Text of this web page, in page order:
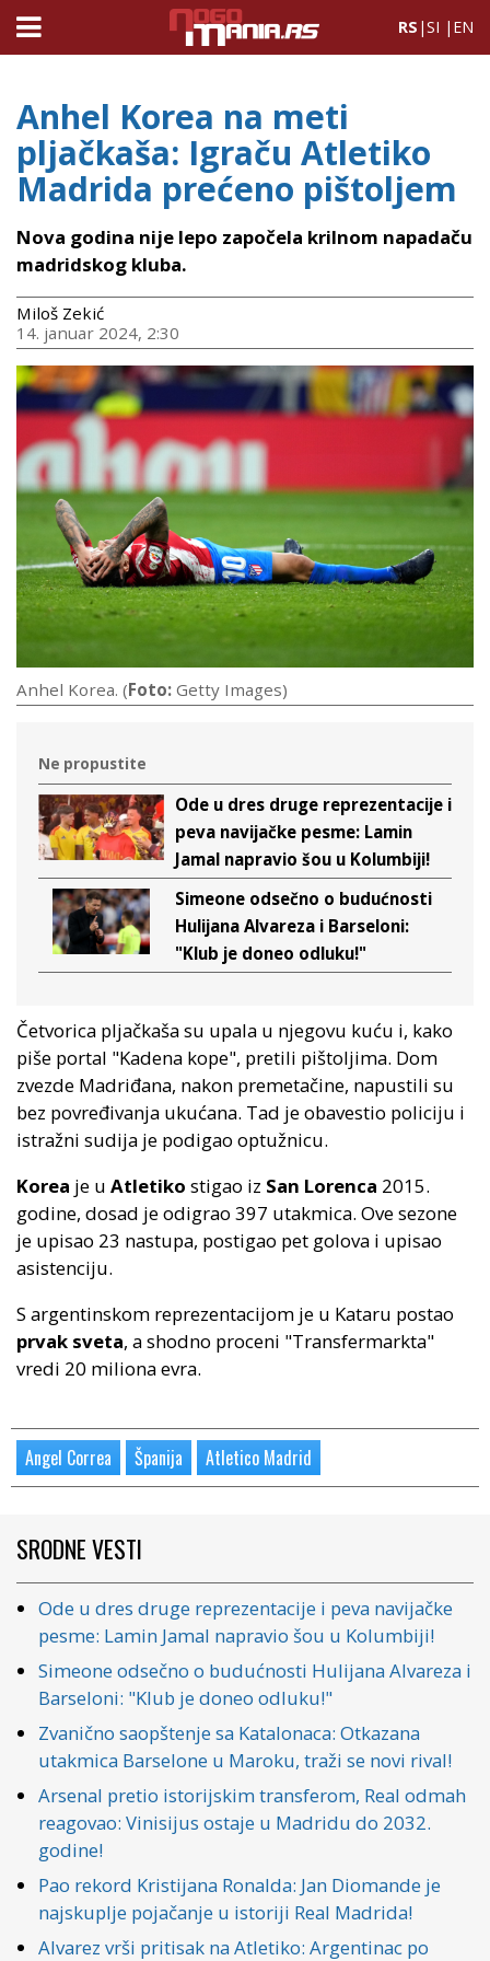
RS |SI | EN
Anhel Korea na meti
pljačkaša: Igraču Atletiko
Madrida prećeno pištoljem
Nova godina nije lepo započela krilnom napadaču
madridskog kluba.
Miloš Zekić
14. januar 2024, 2:30
Anhel Korea. (Foto: Getty Images)
Ne propustite
Ode u dres druge reprezentacije i
peva navijačke pesme: Lamin
Jamal napravio šou u Kolumbiji!
Simeone odsečno o budućnosti
Hulijana Alvareza i Barseloni:
"Klub je doneo odluku!"
Četvorica pljačkaša su upala u njegovu kuću i, kako
piše portal "Kadena kope", pretili pištoljima. Dom
zvezde Madriđana, nakon premetačine, napustili su
bez povređivanja ukućana. Tad je obavestio policiju i
istražni sudija je podigao optužnicu.
Korea je u Atletiko stigao iz San Lorenca 2015.
godine, dosad je odigrao 397 utakmica. Ove sezone
je upisao 23 nastupa, postigao pet golova i upisao
asistenciju.
S argentinskom reprezentacijom je u Kataru postao
prvak sveta, a shodno proceni "Transfermarkta"
vredi 20 miliona evra.
Angel Correa Španija Atletico Madrid
SRODNE VESTI
Ode u dres druge reprezentacije i peva navijačke
pesme: Lamin Jamal napravio šou u Kolumbiji!
Simeone odsečno o budućnosti Hulijana Alvareza i
Barseloni: "Klub je doneo odluku!"
Zvanično saopštenje sa Katalonaca: Otkazana
utakmica Barselone u Maroku, traži se novi rival!
Arsenal pretio istorijskim transferom, Real odmah
reagovao: Vinisijus ostaje u Madridu do 2032.
godine!
Pao rekord Kristijana Ronalda: Jan Diomande je
najskuplje pojačanje u istoriji Real Madrida!
Alvarez vrši pritisak na Atletiko: Argentinac po